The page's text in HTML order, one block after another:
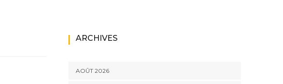
ARCHIVES
AOÛT 2026